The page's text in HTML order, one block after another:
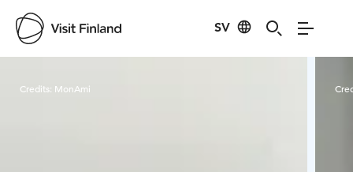
SV
Credits: MonAmi